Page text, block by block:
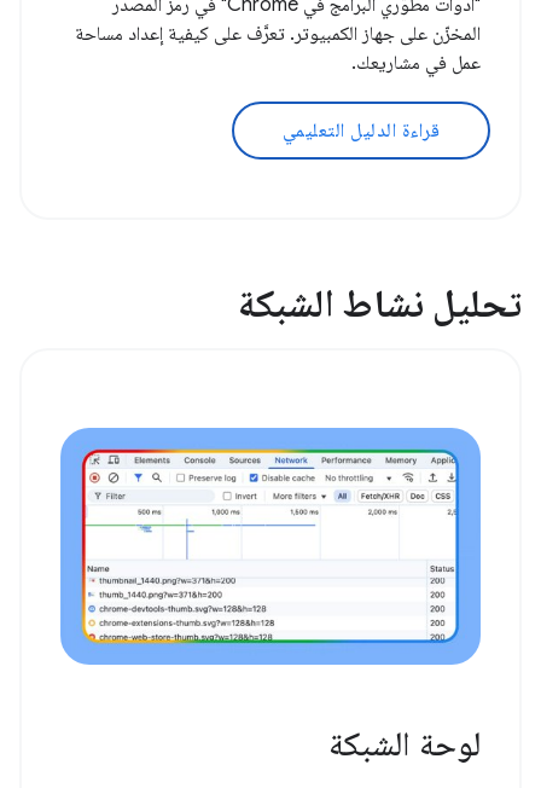
"أدوات مطوّري البرامج في Chrome" في رمز المصدر
المخزّن على جهاز الكمبيوتر. تعرَّف على كيفية إعداد مساحة
عمل في مشاريعك.
قراءة الدليل التعليمي
تحليل نشاط الشبكة
لوحة الشبكة